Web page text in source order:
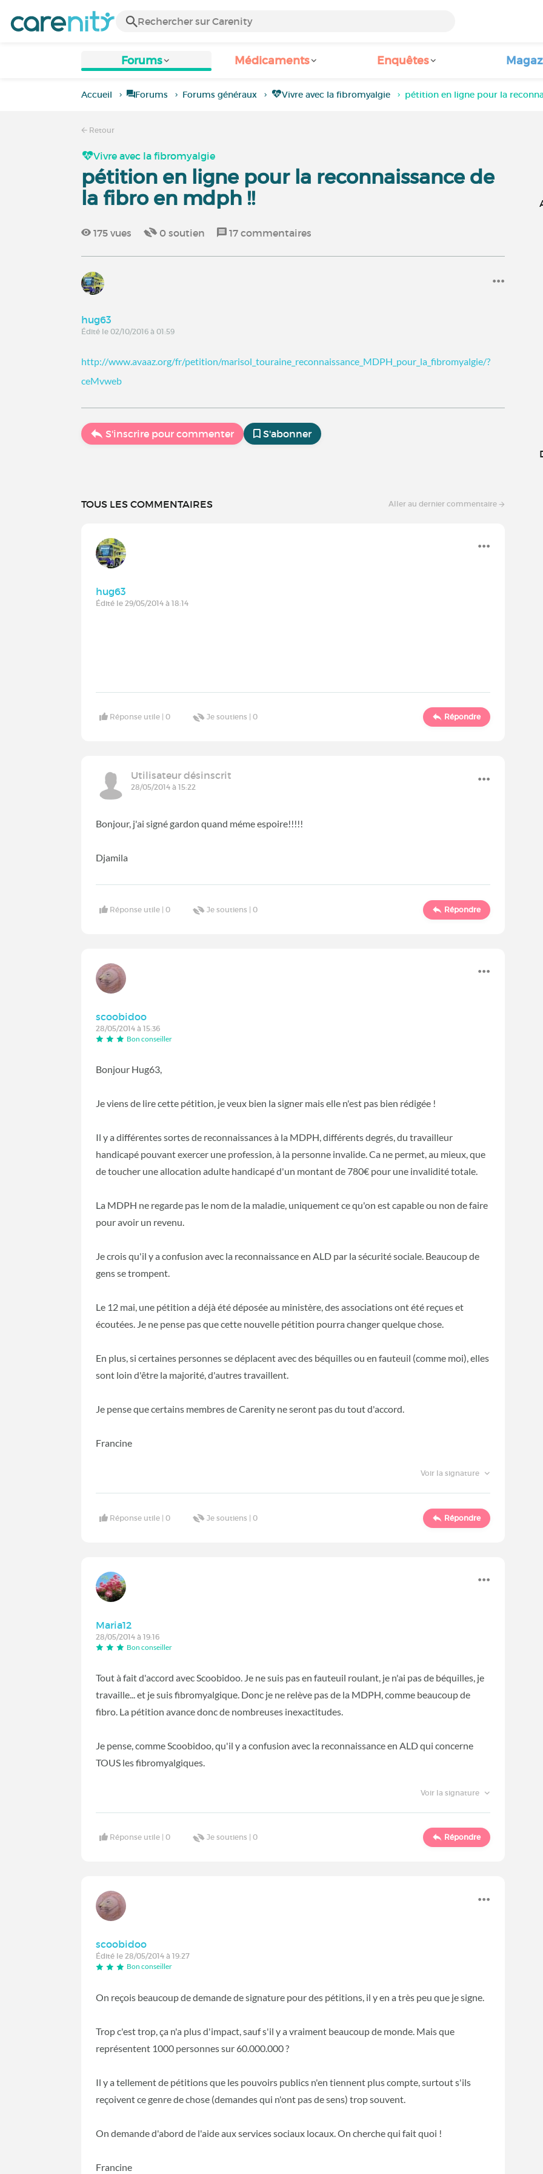
Forums Médicaments Enquêtes
Accueil Forums Forums généraux Vivre avec la fibromyalgie pétition en ligne pour la
Retour
Vivre avec la fibromyalgie
pétition en ligne pour la reconnaissance de
la fibro en mdph !!
175 vues 0 soutien 17 commentaires
hug63
Édité le 02/10/2016 à 01:59
http://www.avaaz.org/fr/petition/marisol_touraine_reconnaissance_MDPH_pour_la_fibromyalgie/?
ceMvweb
S'inscrire pour commenter S'abonner
TOUS LES COMMENTAIRES Aller au dernier commentaire
hug63
Édité le 29/05/2014 à 18:14
Réponse utile |0 Je soutiens |0 Répondre
Utilisateur désinscrit
28/05/2014 à 15:22
Bonjour, j'ai signé gardon quand méme espoire!!!!!
Djamila
Réponse utile |0 Je soutiens |0 Répondre
scoobidoo
28/05/2014 à 15:36
Bon conseiller
Bonjour Hug63,
Je viens de lire cette pétition, je veux bien la signer mais elle n'est pas bien rédigée !
Il y a différentes sortes de reconnaissances à la MDPH, différents degrés, du travailleur
handicapé pouvant exercer une profession, à la personne invalide. Ca ne permet, au mieux, que
de toucher une allocation adulte handicapé d'un montant de 780€ pour une invalidité totale.
La MDPH ne regarde pas le nom de la maladie, uniquement ce qu'on est capable ou non de faire
pour avoir un revenu.
Je crois qu'il y a confusion avec la reconnaissance en ALD par la sécurité sociale. Beaucoup de
gens se trompent.
Le 12 mai, une pétition a déjà été déposée au ministère, des associations ont été reçues et
écoutées. Je ne pense pas que cette nouvelle pétition pourra changer quelque chose.
En plus, si certaines personnes se déplacent avec des béquilles ou en fauteuil (comme moi), elles
sont loin d'être la majorité, d'autres travaillent.
Je pense que certains membres de Carenity ne seront pas du tout d'accord.
Francine
Voir la signature
Réponse utile |0 Je soutiens |0 Répondre
Maria12
28/05/2014 à 19:16
Bon conseiller
Tout à fait d'accord avec Scoobidoo. Je ne suis pas en fauteuil roulant, je n'ai pas de béquilles, je
travaille... et je suis fibromyalgique. Donc je ne relève pas de la MDPH, comme beaucoup de
fibro. La pétition avance donc de nombreuses inexactitudes.
Je pense, comme Scoobidoo, qu'il y a confusion avec la reconnaissance en ALD qui concerne
TOUS les fibromyalgiques.
Voir la signature
Réponse utile |0 Je soutiens |0 Répondre
scoobidoo
Édité le 28/05/2014 à 19:27
Bon conseiller
On reçois beaucoup de demande de signature pour des pétitions, il y en a très peu que je signe.
Trop c'est trop, ça n'a plus d'impact, sauf s'il y a vraiment beaucoup de monde. Mais que
représentent 1000 personnes sur 60.000.000 ?
Il y a tellement de pétitions que les pouvoirs publics n'en tiennent plus compte, surtout s'ils
reçoivent ce genre de chose (demandes qui n'ont pas de sens) trop souvent.
On demande d'abord de l'aide aux services sociaux locaux. On cherche qui fait quoi !
Francine